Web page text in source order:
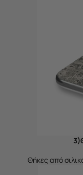
Θήκες από